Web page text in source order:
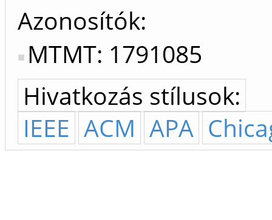
Azonosítók
MTMT: 1791085
Hivatkozás stílusok:
IEEE ACM APA